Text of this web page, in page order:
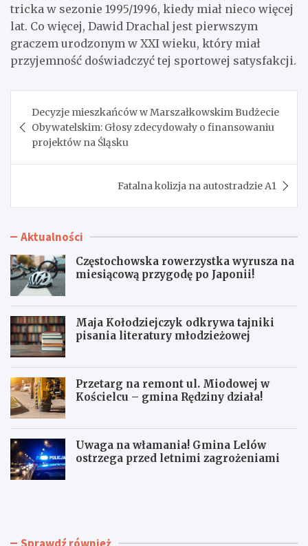
tricka w sezonie 1995/1996, kiedy miał nieco więcej
lat. Co więcej, Dawid Drachal jest pierwszym
graczem urodzonym w XXI wieku, który miał
przyjemność doświadczyć tej sportowej satysfakcji.
wpisu
Decyzje mieszkańców w Marszałkowskim Budżecie
Obywatelskim: Głosy zdecydowały o finansowaniu
projektów na Śląsku
Fatalna kolizja na autostradzie A1
Aktualności
Częstochowska rowerzystka wyrusza na
miesiącową przygodę po Japonii!
Maja Kołodziejczyk odkrywa tajniki
pisania literatury młodzieżowej
Przetarg na remont ul. Miodowej w
Kościelcu – gmina Rędziny działa!
Uwaga na włamania! Gmina Lelów
ostrzega przed letnimi zagrożeniami
C
M